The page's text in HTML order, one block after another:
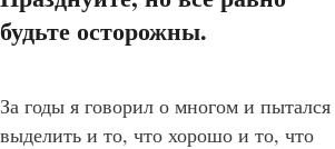
будьте осторожны.
За годы я говорил о многом и пытался
выделить и то, что хорошо и то, что